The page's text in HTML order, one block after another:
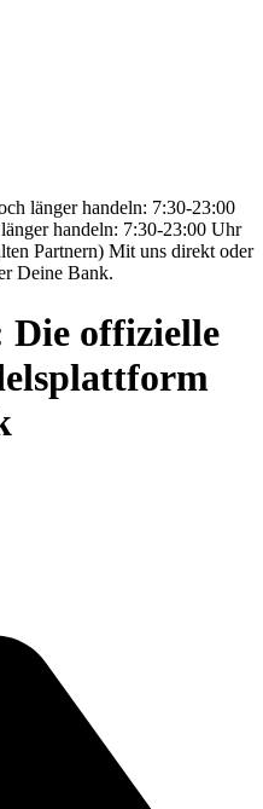
länger handeln: 7:30-23:00
handeln: 7:30-23:00 Uhr
Partnern) Mit uns direkt oder
Deine Bank.
Die offizielle